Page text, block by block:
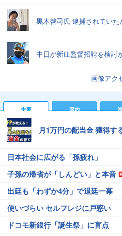
黒木啓司氏 逮捕されていた
中日が新庄監督招聘を検討
画像アク
主要 国内
月1万円の配当金 獲得す
日本社会に広がる「孫疲れ」
子孫の帰省が「しんどい」と本音
出廷も「わずか4分」で退廷一幕
使いづらい セルフレジに戸惑い
ドコモ新銀行「誕生祭」に盲点